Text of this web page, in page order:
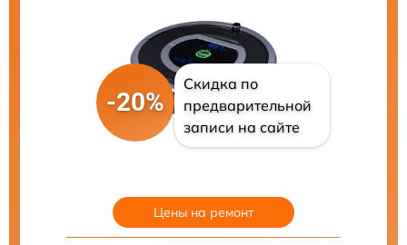
-20%
Скидка по
предварительной
записи на сайте
Цены на ремонт